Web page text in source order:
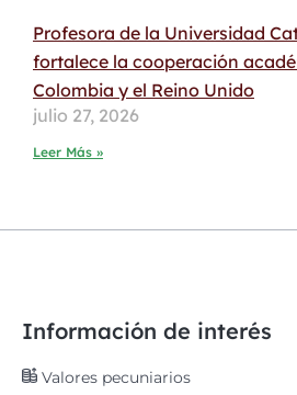
Profesora de la Universidad
fortalece la cooperación
Colombia y el Reino Unido
julio 27, 2026
Leer Más »
Información de interés
Valores pecuniarios